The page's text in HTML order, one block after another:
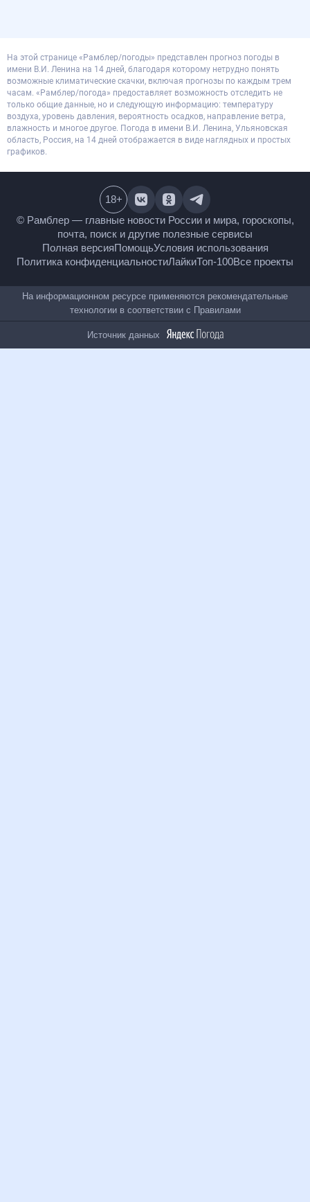
На этой странице «Рамблер/погоды» представлен прогноз погоды в
имени В.И. Ленина на 14 дней, благодаря которому нетрудно понять
возможные климатические скачки, включая прогнозы по каждым трем
часам. «Рамблер/погода» предоставляет возможность отследить не
только общие данные, но и следующую информацию: температуру
воздуха, уровень давления, вероятность осадков, направление ветра,
влажность и многое другое. Погода в имени В.И. Ленина, Ульяновская
область, Россия, на 14 дней отображается в виде наглядных и простых
графиков.
© Рамблер — главные новости России и мира,
гороскопы, почта, поиск и другие полезные сервисы
Полная версияПомощьУсловия использования
Политика конфиденциальностиЛайкиТоп-100
18+
На информационном ресурсе применяются
рекомендательные технологии в соответствии сПравилами
Источник данных